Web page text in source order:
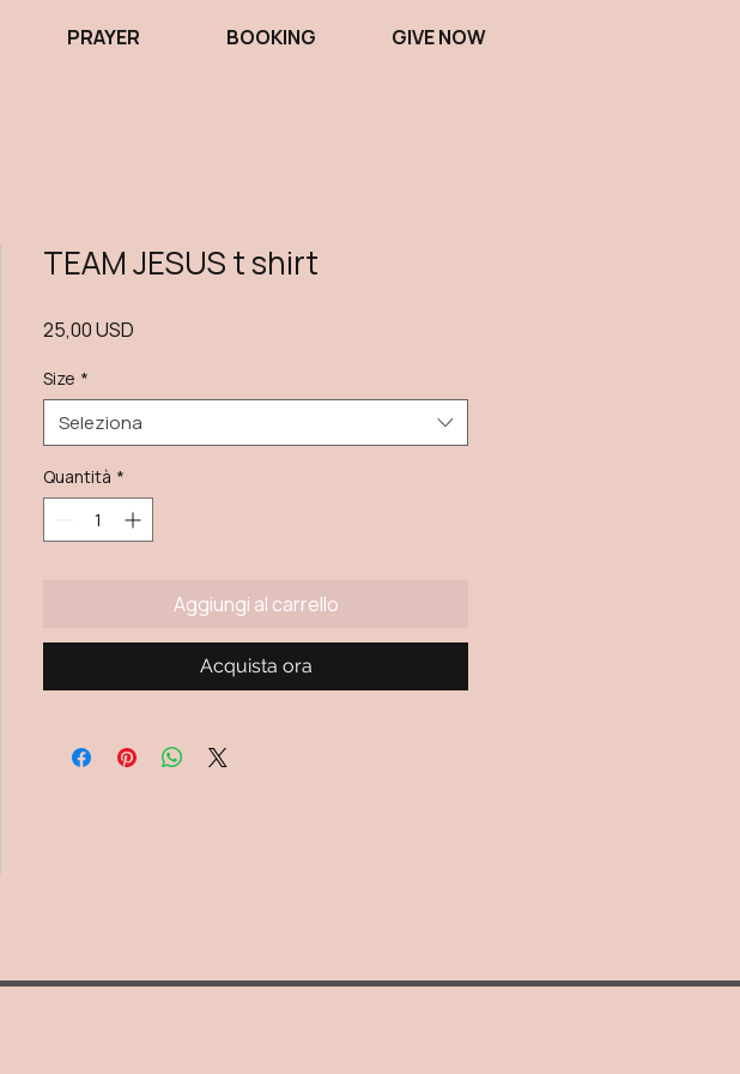
PRAYER BOOKING GIVE NOW
TEAM JESUS t shirt
25,00 USD
Size *
Seleziona
Quantità *
Aggiungi al carrello
Acquista ora